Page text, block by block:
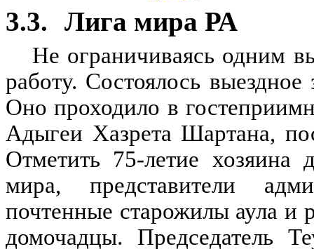
3.3. Лига мира РА
Не ограничиваясь одним
работу. Состоялось
Оно проходило в
Адыгеи Хазрета Шартана,
Отметить 75-летие хозяина
мира, представители
почтенные старожилы аула и
домочадцы. Председатель